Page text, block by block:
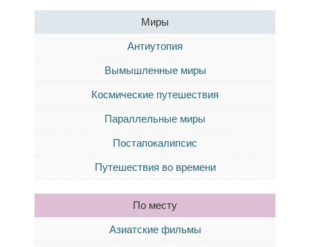
Миры
Антиутопия
Вымышленные миры
Космические путешествия
Параллельные миры
Постапокалипсис
Путешествия во времени
По месту
Азиатские фильмы